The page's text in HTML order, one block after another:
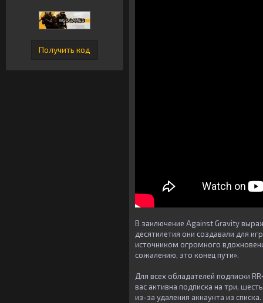
В заключение Against Gravity
десятилетия они создавали для
источником огромного
сожалению, это конец пути».
Для всех обладателей подписки
вас активна подписка на три,
из-за удаления аккаунта из списка.